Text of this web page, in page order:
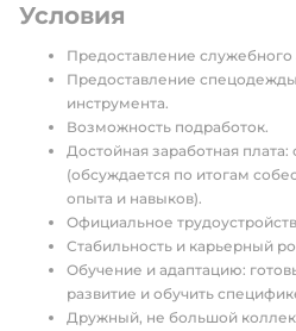
Условия
Предоставление
Предоставление
инструмента.
Возможность подработок.
Достойная заработная плата:
(обсуждается по итогам
опыта и навыков).
Официальное
Стабильность и карьерный
Обучение и адаптацию:
развитие и обучить
Дружный, не большой